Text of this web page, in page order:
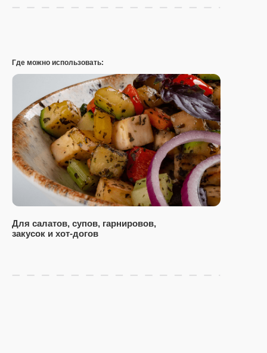
Где можно использовать:
Для салатов, супов, гарнировов,
закусок и хот-догов